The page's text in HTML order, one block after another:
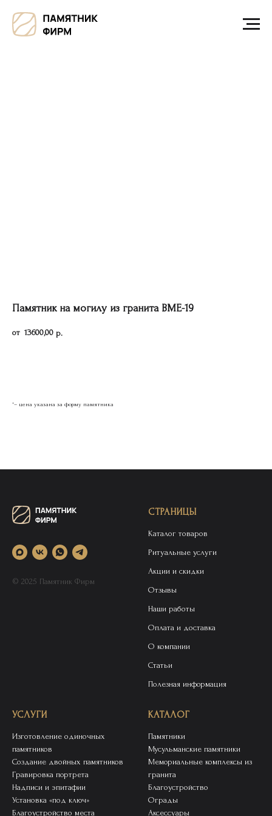
Памятник на могилу из гранита ВМЕ-19
13600,00 р.
*– цена указана за форму памятника
© 2025 Памятник Фирм
СТРАНИЦЫ
Каталог товаров
Ритуальные услуги
Акции и скидки
Отзывы
Наши работы
Оплата и доставка
О компании
Статьи
Полезная информация
УСЛУГИ
Изготовление одиночных
памятников
Создание двойных памятников
Гравировка портрета
Надписи и эпитафии
Установка «под ключ»
Благоустройство места
КАТАЛОГ
Памятники
Мусульманские памятники
Мемориальные комплексы из
гранита
Благоустройство
Ограды
Аксессуары